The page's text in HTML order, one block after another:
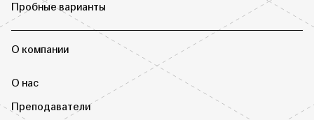
Пробные варианты
О компании
О нас
Преподаватели